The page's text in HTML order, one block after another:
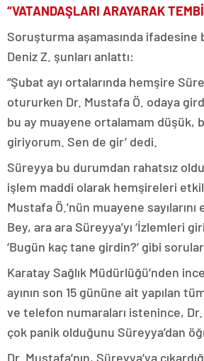
“VATANDAŞLARI ARAYARAK
Soruşturma aşamasında ifadesine
Deniz Z. şunları anlattı:
“Şubat ayı ortalarında hemşire
otururken Dr. Mustafa Ö. odaya
bu ay muayene ortalamam düşük,
giriyorum. Sen de gir’ dedi.
Süreyya bu durumdan rahatsız
işlem maddi olarak hemşireleri
Mustafa Ö.’nün muayene
Bey, ara ara Süreyya’yı ‘İzlemleri
‘Bugün kaç tane girdin?’ gibi
Karatay Sağlık Müdürlüğü’nden
ayının son 15 gününe ait yapılan
ve telefon numaraları istenince, Dr.
çok panik olduğunu Süreyya’dan
Dr. Mustafa’nın, Süreyya’ya